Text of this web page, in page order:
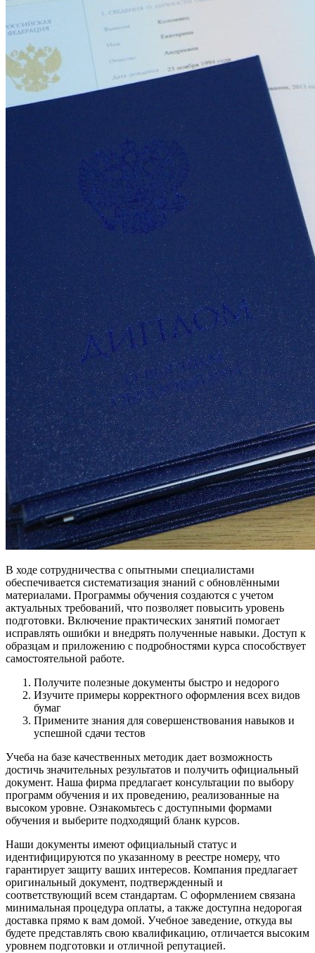
В ходе сотрудничества с опытными специалистами
обеспечивается систематизация знаний с обновлёнными
материалами. Программы обучения создаются с учетом
актуальных требований, что позволяет повысить уровень
подготовки. Включение практических занятий помогает
исправлять ошибки и внедрять полученные навыки. Доступ к
образцам и приложению с подробностями курса способствует
самостоятельной работе.
Получите полезные документы быстро и недорого
Изучите примеры корректного оформления всех видов
бумаг
Примените знания для совершенствования навыков и
успешной сдачи тестов
Учеба на базе качественных методик дает возможность
достичь значительных результатов и получить официальный
документ. Наша фирма предлагает консультации по выбору
программ обучения и их проведению, реализованные на
высоком уровне. Ознакомьтесь с доступными формами
обучения и выберите подходящий бланк курсов.
Наши документы имеют официальный статус и
идентифицируются по указанному в реестре номеру, что
гарантирует защиту ваших интересов. Компания предлагает
оригинальный документ, подтвержденный и
соответствующий всем стандартам. С оформлением связана
минимальная процедура оплаты, а также доступна недорогая
доставка прямо к вам домой. Учебное заведение, откуда вы
будете представлять свою квалификацию, отличается высоким
уровнем подготовки и отличной репутацией.